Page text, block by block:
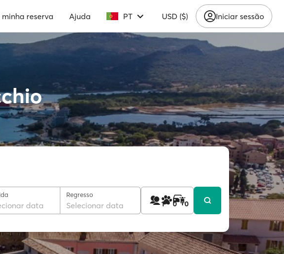
minha reserva Ajuda PT USD ($) Iniciar sessão
data
Regresso
Selecionar data 1 0 0